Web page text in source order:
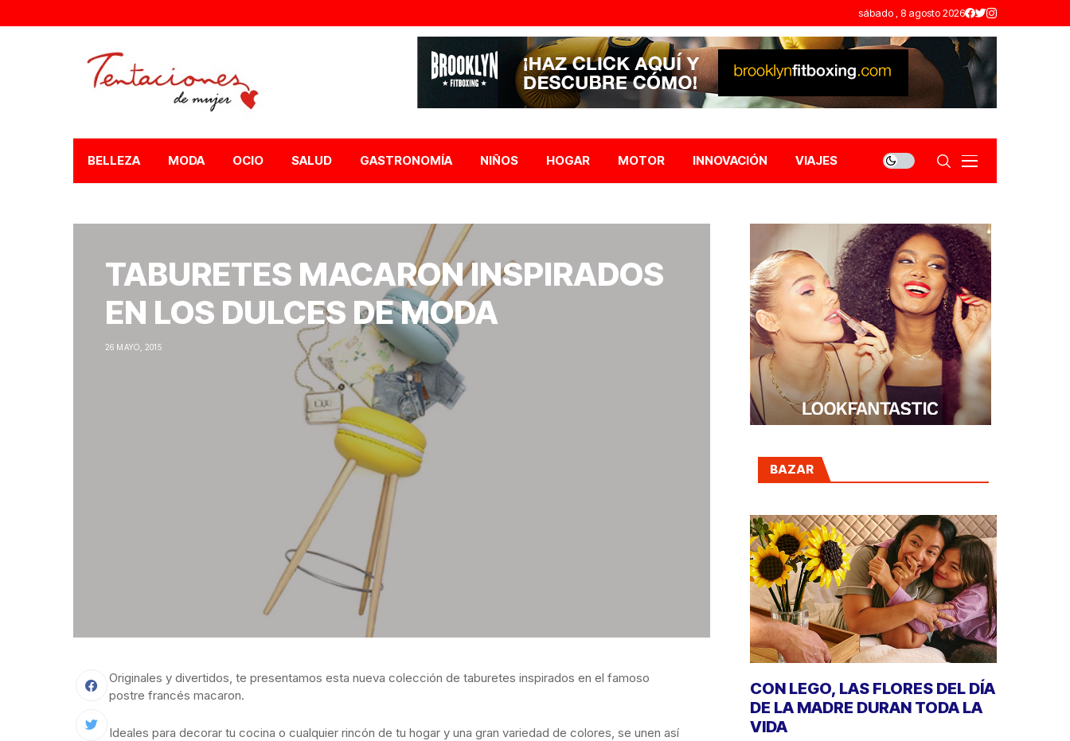
sábado , 8 agosto 2026
BELLEZA MODA OCIO SALUD GASTRONOMÍA NIÑOS HOGAR MOTOR INNOVACIÓN VIAJES
TABURETES MACARON INSPIRADOS
EN LOS DULCES DE MODA
26 MAYO, 2015
Originales y divertidos, te presentamos esta nueva colección de taburetes inspirados en el famoso
postre francés macaron.
Ideales para decorar tu cocina o cualquier rincón de tu hogar y una gran variedad de colores, se unen así
BAZAR
CON LEGO, LAS FLORES DEL DÍA
DE LA MADRE DURAN TODA LA
VIDA